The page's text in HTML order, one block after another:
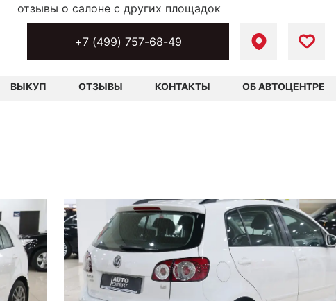
+7 (499) 757-68-49
ВЫКУП ОТЗЫВЫ КОНТАКТЫ ОБ АВТОЦЕНТРЕ
отзывы о салоне с других площадок